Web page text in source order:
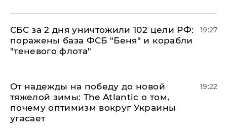
СБС за 2 дня уничтожили 102 цели РФ:
поражены база ФСБ "Беня" и корабли
"теневого флота"
19:27
От надежды на победу до новой
тяжелой зимы: The Atlantic о том,
почему оптимизм вокруг Украины
угасает
19:22